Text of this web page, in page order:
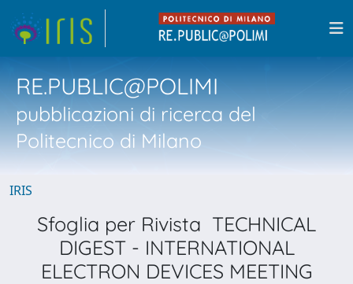
RE.PUBLIC@POLIMI
pubblicazioni di ricerca del
Politecnico di Milano
IRIS
Sfoglia per Rivista TECHNICAL
DIGEST - INTERNATIONAL
ELECTRON DEVICES MEETING